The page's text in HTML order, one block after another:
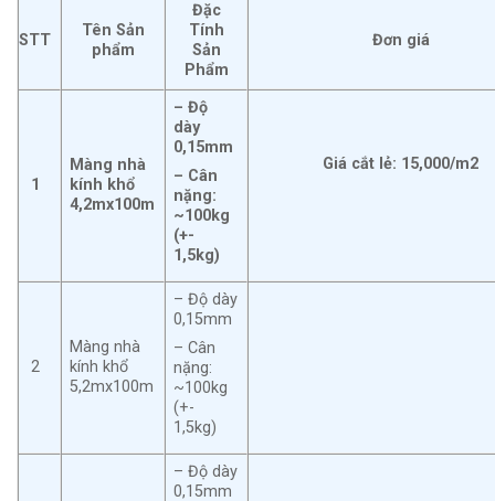
STT
Tên Sản
phẩm
Đặc
Tính
Sản
Phẩm
Đơn giá
1
Màng nhà
kính khổ
4,2mx100m
– Độ
dày
0,15mm
– Cân
nặng:
~100kg
(+-
1,5kg)
Giá cắt lẻ: 15,000/m2
2
Màng nhà
kính khổ
5,2mx100m
– Độ dày
0,15mm
– Cân
nặng:
~100kg
(+-
1,5kg)
– Độ dày
0,15mm